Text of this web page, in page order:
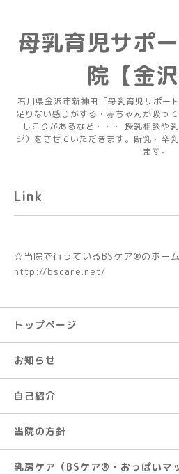
母乳育児サポ
院【金沢
石川県金沢市新神田「母乳育児サポー
足りない感じがする・赤ちゃんが吸っ
しこりがあるなど・・・ 授乳相談や
ジ）をさせていただきます。断乳・卒
ます。
Link
☆当院で行っているBSケア®︎のホーム
http://bscare.net/
トップページ
お知らせ
自己紹介
当院の方針
乳房ケア（BSケア®︎・おっぱいマ